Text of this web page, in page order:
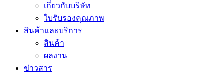
เกี่ยวกับบริษัท
ใบรับรองคุณภาพ
สินค้าและบริการ
สินค้า
ผลงาน
ข่าวสาร